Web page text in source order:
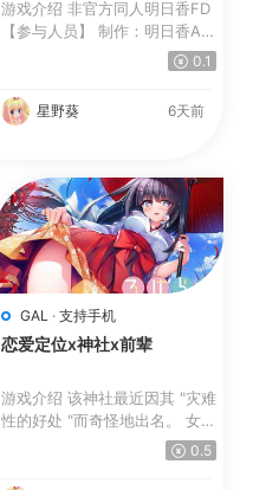
游戏介绍 非官方同人明日香FD
【参与人员】 制作：明日香As
0.1
星野葵 6天前
GAL · 支持手机
恋爱定位x神社x前辈
游戏介绍 该神社最近因其 "灾难
性的好处 "而奇怪地出名。 女祭
0.5